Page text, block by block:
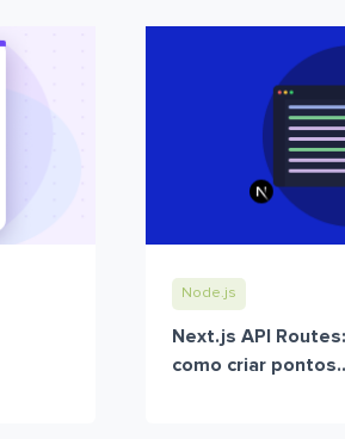
Node.js
Next.js API
como criar